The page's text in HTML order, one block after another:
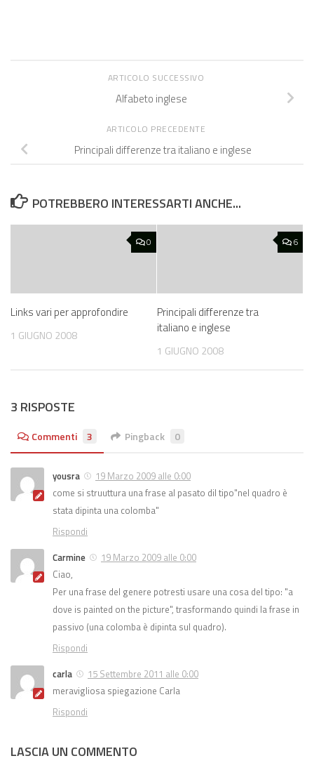
ARTICOLO SUCCESSIVO
Alfabeto inglese
ARTICOLO PRECEDENTE
Principali differenze tra italiano e inglese
POTREBBERO INTERESSARTI ANCHE...
0
Links vari per approfondire
1 GIUGNO 2008
6
Principali differenze tra
italiano e inglese
1 GIUGNO 2008
3 RISPOSTE
Commenti 3 Pingback 0
yousra
19 Marzo 2009 alle 0:00
come si struuttura una frase al pasato dil tipo"nel quadro è
stata dipinta una colomba"
Rispondi
Carmine
19 Marzo 2009 alle 0:00
Ciao,
Per una frase del genere potresti usare una cosa del tipo: "a
dove is painted on the picture", trasformando quindi la frase in
passivo (una colomba è dipinta sul quadro).
Rispondi
carla
15 Settembre 2011 alle 0:00
meravigliosa spiegazione Carla
Rispondi
LASCIA UN COMMENTO